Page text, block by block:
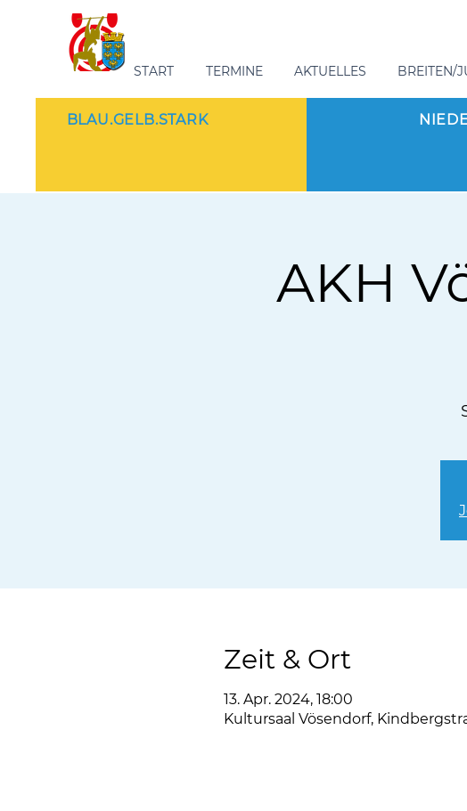
START TERMINE AKTUELLES BREITEN/
BLAU.GELB.STARK
AKH
Zeit & Ort
13. Apr. 2024, 18:00
Kultursaal Vösendorf,